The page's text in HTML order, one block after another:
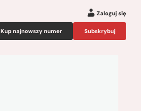
Zaloguj się
Kup najnowszy numer Subskrybuj